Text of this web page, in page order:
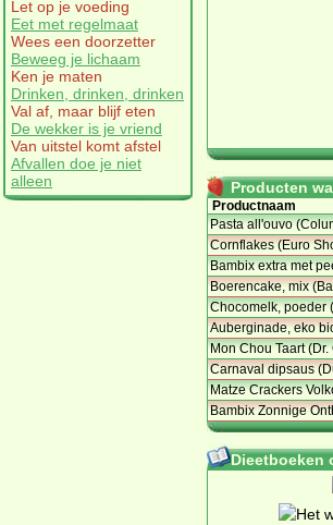
Let op je voeding
Eet met regelmaat
Wees een doorzetter
Beweeg je lichaam
Ken je maten
Drinken, drinken, drinken
Val af, maar blijf eten
De wekker is je vriend
Van uitstel komt afstel
Afvallen doe je niet
alleen
Producten
Productnaam
Pasta all'ouvo
Cornflakes (Euro
Bambix extra met
Boerencake, mix
Chocomelk, poeder
Auberginade, eko
Mon Chou Taart (Dr.
Carnaval dipsaus
Matze Crackers
Bambix Zonnige
Dieetboeken